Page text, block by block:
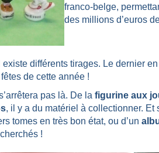
franco-belge,
des millions d’euros
existe différents tirages. Le dernier
de cette année !
pas là. De la figurine aux
, il y a du matériel à collectionner. Et
tomes en très bon état, ou d’un
!